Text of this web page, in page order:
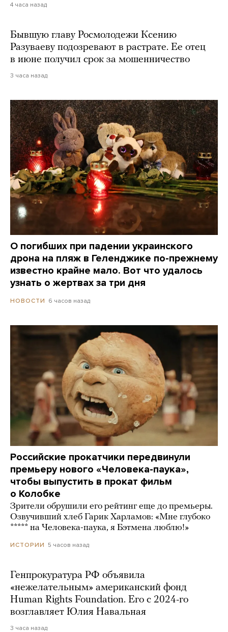
4 часа назад
Бывшую главу Росмолодежи Ксению
Разуваеву подозревают в растрате. Ее отец
в июне получил срок за мошенничество
3 часа назад
О погибших при падении украинского
дрона на пляж в Геленджике по-прежнему
известно крайне мало. Вот что удалось
узнать о жертвах за три дня
НОВОСТИ 6 часов назад
Российские прокатчики передвинули
премьеру нового «Человека-паука»,
чтобы выпустить в прокат фильм
о Колобке
Зрители обрушили его рейтинг еще до премьеры.
Озвучивший хлеб Гарик Харламов: «Мне глубоко
***** на Человека-паука, я Бэтмена люблю!»
ИСТОРИИ 5 часов назад
Генпрокуратура РФ объявила
«нежелательным» американский фонд
Human Rights Foundation. Его с 2024-го
возглавляет Юлия Навальная
3 часа назад